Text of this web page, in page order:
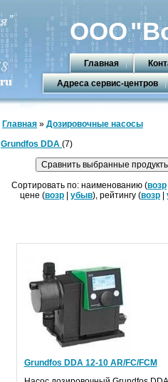
ООО
Главная
Адреса сервис-центров
Главная » Дозировочные насосы
Grundfos DDA (7)
Сортировать по: наименованию (возр
цене (возр убыв), рейтингу (возр
Grundfos DDA 12-10 AR/FC/FCM